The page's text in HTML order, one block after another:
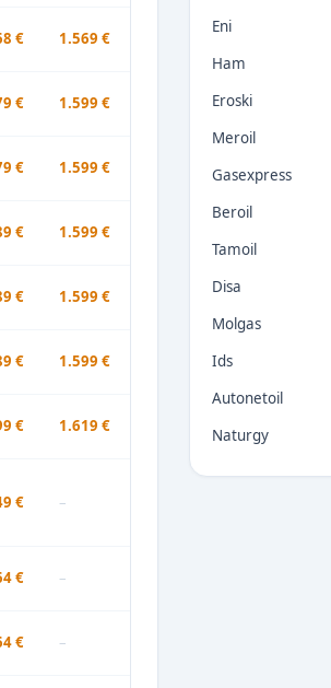
€ 1.569 €
€ 1.599 €
€ 1.599 €
€ 1.599 €
€ 1.599 €
€ 1.599 €
€ 1.619 €
€ –
€ –
€ –
Eni
Ham
Eroski
Meroil
Gasexpress
Beroil
Tamoil
Disa
Molgas
Ids
Autonetoil
Naturgy